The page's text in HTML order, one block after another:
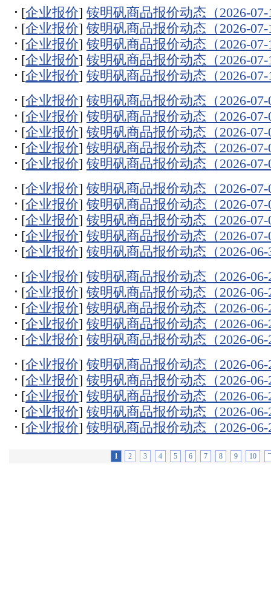
[企业报价] 铵明矾商品报价动态（2026-07-
[企业报价] 铵明矾商品报价动态（2026-07-
[企业报价] 铵明矾商品报价动态（2026-07-
[企业报价] 铵明矾商品报价动态（2026-07-
[企业报价] 铵明矾商品报价动态（2026-07-
[企业报价] 铵明矾商品报价动态（2026-07-
[企业报价] 铵明矾商品报价动态（2026-07-
[企业报价] 铵明矾商品报价动态（2026-07-
[企业报价] 铵明矾商品报价动态（2026-07-
[企业报价] 铵明矾商品报价动态（2026-07-
[企业报价] 铵明矾商品报价动态（2026-07-
[企业报价] 铵明矾商品报价动态（2026-07-
[企业报价] 铵明矾商品报价动态（2026-07-
[企业报价] 铵明矾商品报价动态（2026-07-
[企业报价] 铵明矾商品报价动态（2026-06-
[企业报价] 铵明矾商品报价动态（2026-06-
[企业报价] 铵明矾商品报价动态（2026-06-
[企业报价] 铵明矾商品报价动态（2026-06-
[企业报价] 铵明矾商品报价动态（2026-06-
[企业报价] 铵明矾商品报价动态（2026-06-
[企业报价] 铵明矾商品报价动态（2026-06-
[企业报价] 铵明矾商品报价动态（2026-06-
[企业报价] 铵明矾商品报价动态（2026-06-
[企业报价] 铵明矾商品报价动态（2026-06-
[企业报价] 铵明矾商品报价动态（2026-06-
1 2 3 4 5 6 7 8 9 10